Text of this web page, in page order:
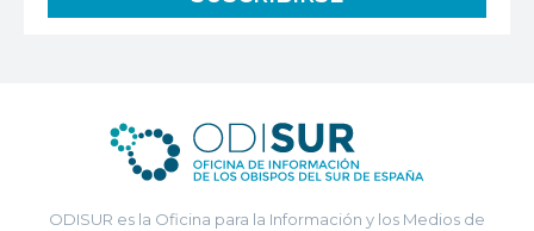
ODISUR es la Oficina para la Información y los Medios de